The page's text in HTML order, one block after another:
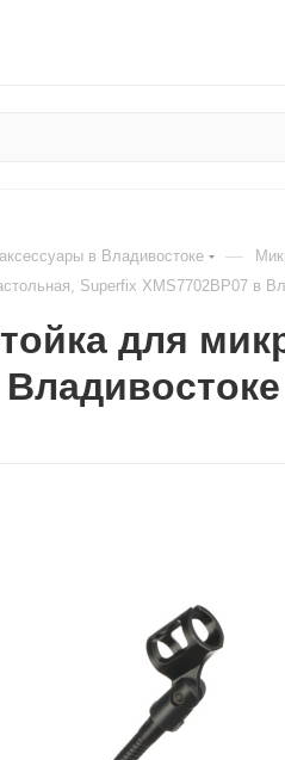
в Владивостоке —
Superfix XMS7702BP07 в
для
Владивостоке